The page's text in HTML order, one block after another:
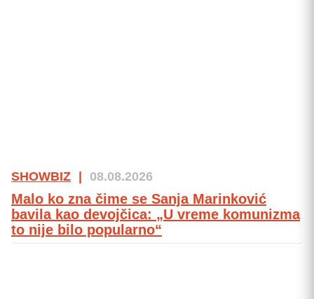
SHOWBIZ | 08.08.2026
Malo ko zna čime se Sanja Marinković
bavila kao devojčica: „U vreme komunizma
to nije bilo popularno“